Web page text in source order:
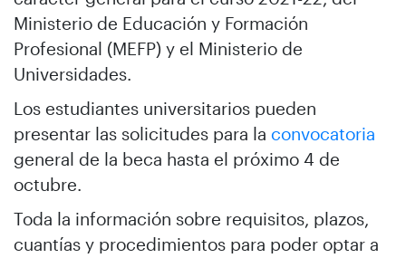
Ministerio de Educación y Formación
Profesional (MEFP) y el Ministerio de
Universidades.
Los estudiantes universitarios pueden
presentar las solicitudes para la convocatoria
general de la beca hasta el próximo 4 de
octubre.
Toda la información sobre requisitos, plazos,
cuantías y procedimientos para poder optar a